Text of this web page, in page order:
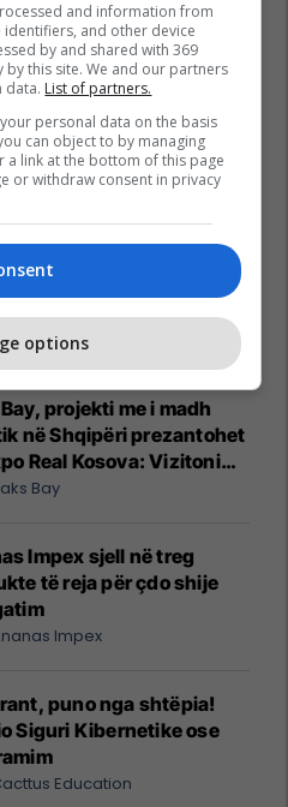
Reklamo këtu
projekti me i madh
në Shqipëri prezantohet
Real Kosova: Vizitoni
dhe zbuloni
Bay
Impex sjell në treg
të reja për çdo shije
Impex
puno nga shtëpia!
Siguri Kibernetike ose
Education
and information from
and other device
by and shared with 369
this site. We and our partners
data. List of partners.
personal data on the basis
can object to by managing
link at the bottom of this page
or withdraw consent in privacy
options